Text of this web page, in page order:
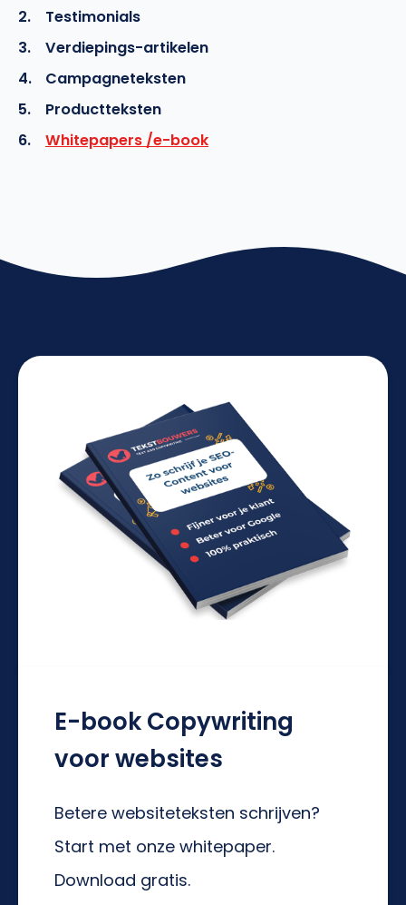
Testimonials
Verdiepings-artikelen
Campagneteksten
Productteksten
Whitepapers /e-book
E-book Copywriting
voor websites
Betere websiteteksten schrijven?
Start met onze whitepaper.
Download gratis.